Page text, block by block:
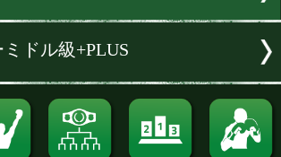
程へ
THE TAPE